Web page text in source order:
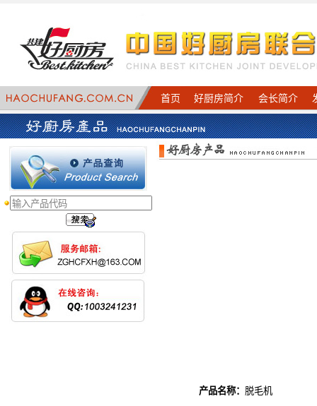
首页 好厨房简介 会长简介
产品名称： 脱毛机